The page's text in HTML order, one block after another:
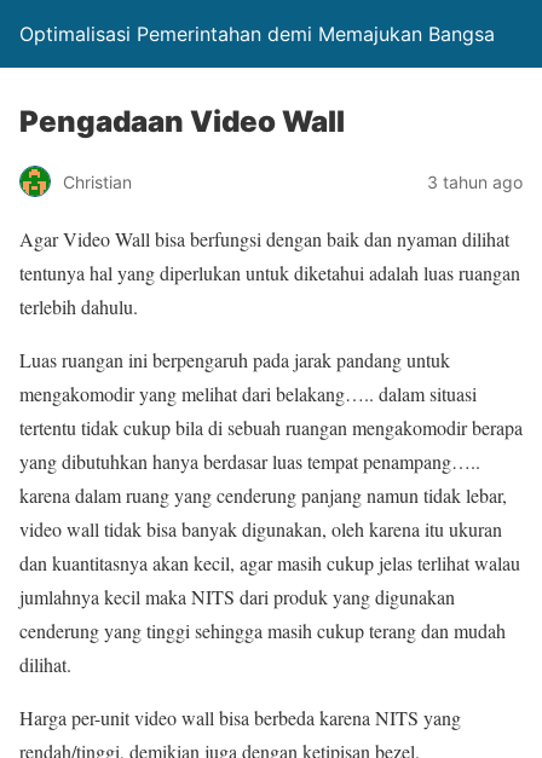
Optimalisasi Pemerintahan demi Memajukan Bangsa
Pengadaan Video Wall
Christian 3 tahun ago
Agar Video Wall bisa berfungsi dengan baik dan nyaman dilihat
tentunya hal yang diperlukan untuk diketahui adalah luas ruangan
terlebih dahulu.
Luas ruangan ini berpengaruh pada jarak pandang untuk
mengakomodir yang melihat dari belakang….. dalam situasi
tertentu tidak cukup bila di sebuah ruangan mengakomodir berapa
yang dibutuhkan hanya berdasar luas tempat penampang…..
karena dalam ruang yang cenderung panjang namun tidak lebar,
video wall tidak bisa banyak digunakan, oleh karena itu ukuran
dan kuantitasnya akan kecil, agar masih cukup jelas terlihat walau
jumlahnya kecil maka NITS dari produk yang digunakan
cenderung yang tinggi sehingga masih cukup terang dan mudah
dilihat.
Harga per-unit video wall bisa berbeda karena NITS yang
rendah/tinggi, demikian juga dengan ketipisan bezel.